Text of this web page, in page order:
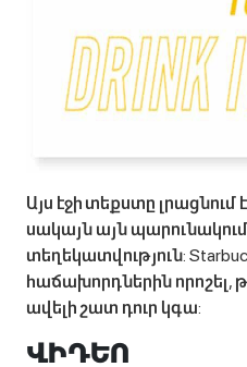
Այս էջի տեքստը
սակայն այն
տեղեկատվություն:
հաճախորդներին որոշել,
ավելի շատ դուր կգա:
ՎԻԴԵՈ